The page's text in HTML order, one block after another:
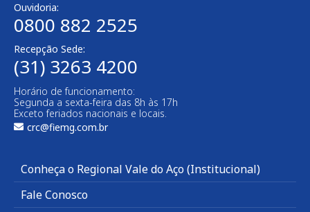
Ouvidoria:
0800 882 2525
Recepção Sede:
(31) 3263 4200
Horário de funcionamento:
Segunda a sexta-feira das 8h às 17h
Exceto feriados nacionais e locais.
crc@fiemg.com.br
Conheça o Regional Vale do Aço (Institucional)
Fale Conosco